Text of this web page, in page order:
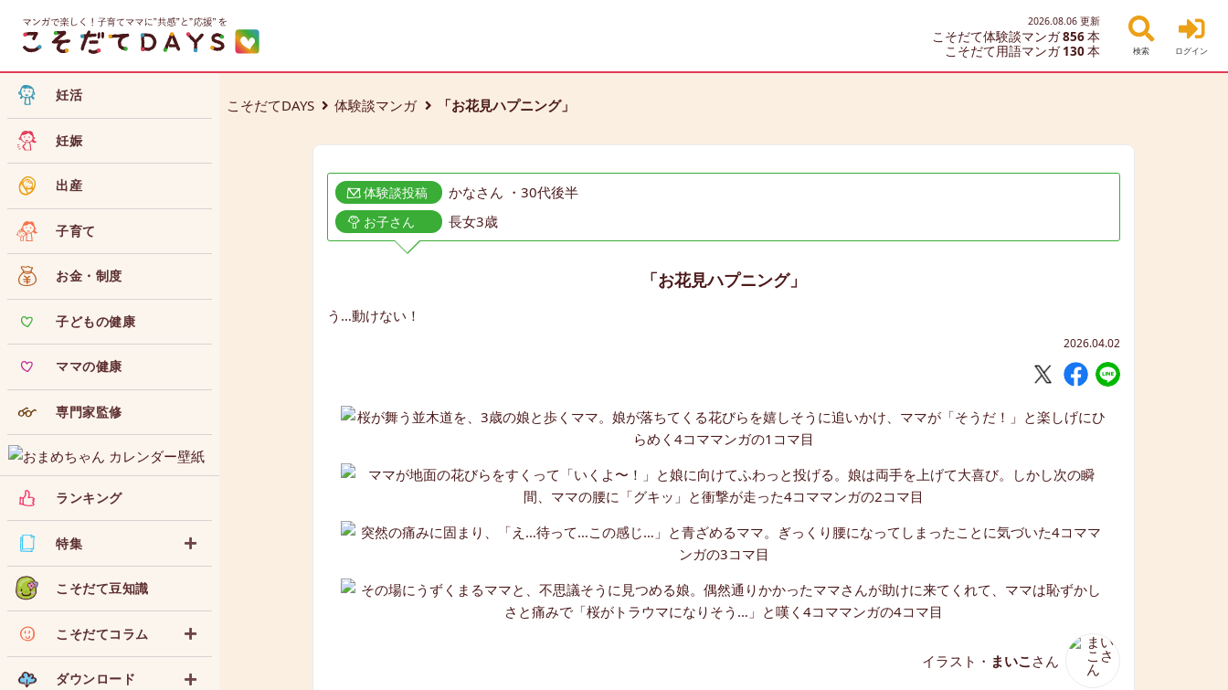
2026.08.06 更新
こそだて体験談マンガ856本
こそだて用語マンガ 130本 検索 ログイン
妊活
妊娠
出産
子育て
お金・制度
子どもの健康
ママの健康
専門家監修
ランキング
特集
こそだて豆知識
こそだてコラム
ダウンロード
こそだてDAYS 体験談マンガ 「お花見ハプニング」
体験談投稿 かなさん ・30代後半
お子さん 長女3歳
「お花見ハプニング」
う…動けない！
2026.04.02
イラスト・ まいこ さん